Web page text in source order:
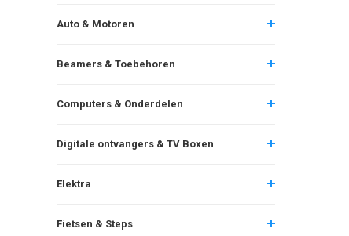
Auto & Motoren
Beamers & Toebehoren
Computers & Onderdelen
Digitale ontvangers & TV Boxen
Elektra
Fietsen & Steps